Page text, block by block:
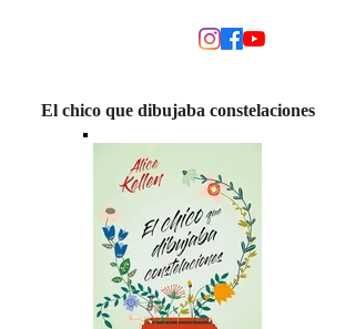
El chico que dibujaba constelaciones